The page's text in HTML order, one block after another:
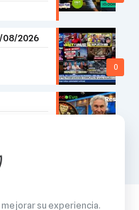
0
08/2026
su experiencia.